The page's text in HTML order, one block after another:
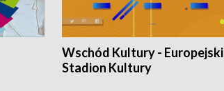
Wschód Kultury - Europejski
Stadion Kultury